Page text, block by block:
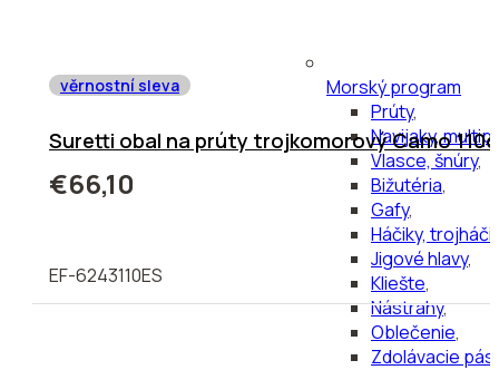
Morský program
Prúty,
Navijaky,
Vlasce, šnúry,
Bižutéria,
Gafy,
Háčiky,
Jigové hlavy,
Kliešte,
Nástrahy,
Oblečenie,
Zdolávacie
věrnostní sleva
Suretti obal na prúty trojkomorový Camo
€66,10
EF-6243110ES